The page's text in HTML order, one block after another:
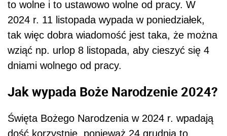
to wolne i to ustawowo wolne od pracy. W
2024 r. 11 listopada wypada w poniedziałek,
tak więc dobra wiadomość jest taka, że można
wziąć np. urlop 8 listopada, aby cieszyć się 4
dniami wolnego od pracy.
Jak wypada Boże Narodzenie 2024?
Święta Bożego Narodzenia w 2024 r. wpadają
dość korzystnie, ponieważ 24 grudnia to